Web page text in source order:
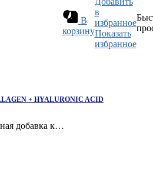
В
корзину
в
избранное
Показать
избранное
+ HYALURONIC ACID
добавка к…